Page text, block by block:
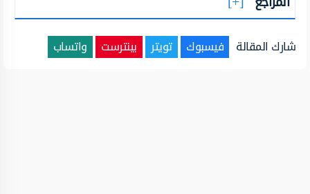
شارك المقالة فيسبوك تويتر بينترست واتساب